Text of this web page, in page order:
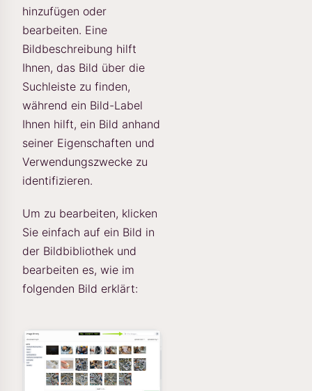
hinzufügen oder
bearbeiten. Eine
Bildbeschreibung hilft
Ihnen, das Bild über die
Suchleiste zu finden,
während ein Bild-Label
Ihnen hilft, ein Bild anhand
seiner Eigenschaften und
Verwendungszwecke zu
identifizieren.
Um zu bearbeiten, klicken
Sie einfach auf ein Bild in
der Bildbibliothek und
bearbeiten es, wie im
folgenden Bild erklärt: